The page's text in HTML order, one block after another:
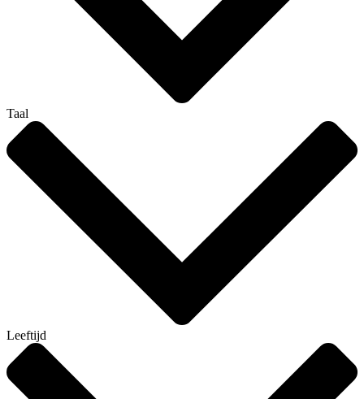
Taal
Leeftijd